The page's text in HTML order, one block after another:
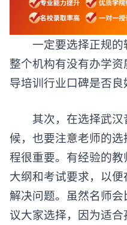
一定要选择正规的
整个机构有没有办学
导培训行业口碑是否良
其次，在选择武汉
候，也要注意老师的
程很重要。有经验的
大纲和考试要求，以
解决问题。虽然名师
议大家选择，因为适